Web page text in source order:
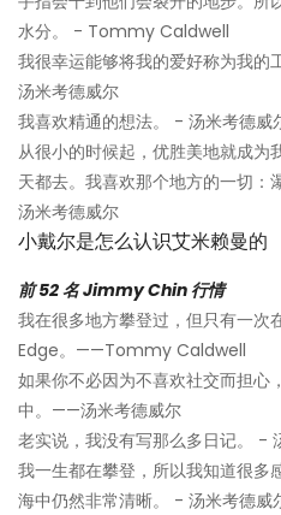
水分。 - Tommy Caldwell
我很幸运能够将我的爱好称为我
汤米考德威尔
我喜欢精通的想法。 - 汤米考德威
从很小的时候起，优胜美地就成为
天都去。我喜欢那个地方的一切
汤米考德威尔
小戴尔是怎么认识艾米赖曼的
前 52 名 Jimmy Chin 行情
我在很多地方攀登过，但只有一
Edge。——Tommy Caldwell
如果你不必因为不喜欢社交而担心
中。——汤米考德威尔
老实说，我没有写那么多日记。 -
我一生都在攀登，所以我知道很多
海中仍然非常清晰。 - 汤米考德威